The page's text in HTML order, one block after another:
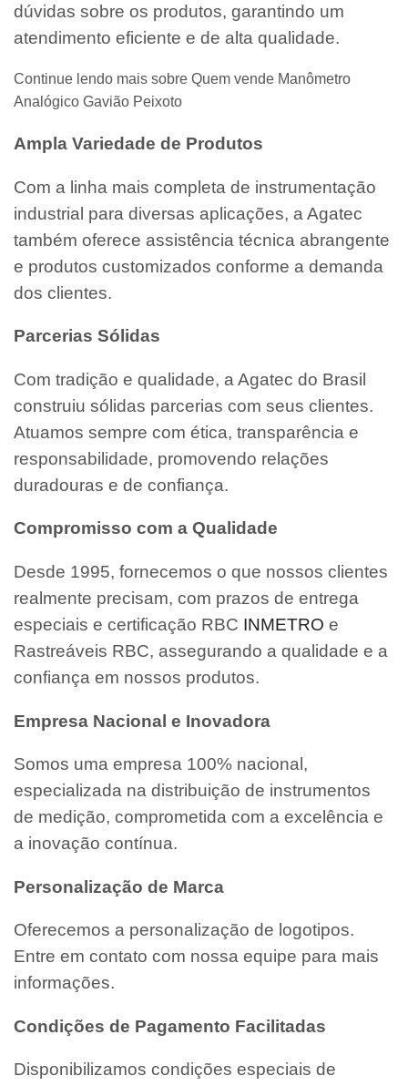
dúvidas sobre os produtos, garantindo um
atendimento eficiente e de alta qualidade.
Continue lendo mais sobre Quem vende Manômetro
Analógico Gavião Peixoto
Ampla Variedade de Produtos
Com a linha mais completa de instrumentação
industrial para diversas aplicações, a Agatec
também oferece assistência técnica abrangente
e produtos customizados conforme a demanda
dos clientes.
Parcerias Sólidas
Com tradição e qualidade, a Agatec do Brasil
construiu sólidas parcerias com seus clientes.
Atuamos sempre com ética, transparência e
responsabilidade, promovendo relações
duradouras e de confiança.
Compromisso com a Qualidade
Desde 1995, fornecemos o que nossos clientes
realmente precisam, com prazos de entrega
especiais e certificação RBC INMETRO e
Rastreáveis RBC, assegurando a qualidade e a
confiança em nossos produtos.
Empresa Nacional e Inovadora
Somos uma empresa 100% nacional,
especializada na distribuição de instrumentos
de medição, comprometida com a excelência e
a inovação contínua.
Personalização de Marca
Oferecemos a personalização de logotipos.
Entre em contato com nossa equipe para mais
informações.
Condições de Pagamento Facilitadas
Disponibilizamos condições especiais de